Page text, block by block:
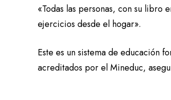
«Todas las personas, con su libro
ejercicios desde el hogar».
Este es un sistema de educación
acreditados por el Mineduc,